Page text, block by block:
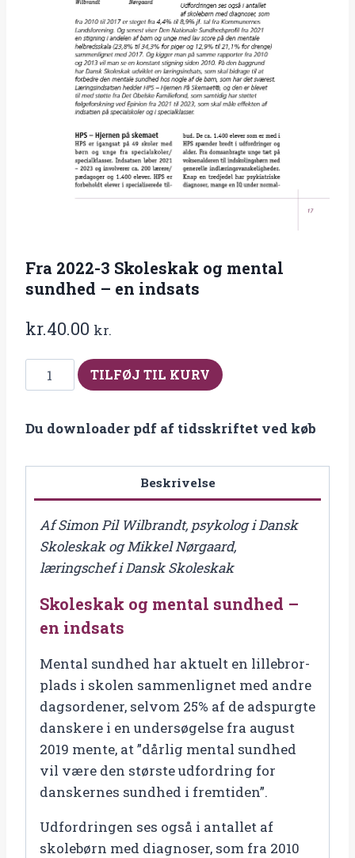
Fra 2022-3 Skoleskak og mental
sundhed – en indsats
kr.40.00 kr.
2022-
Skoleskak
sundhed
indsats
TILFØJ TIL KURV
Du downloader pdf af tidsskriftet ved køb
Beskrivelse
Af Simon Pil Wilbrandt, psykolog i Dansk
Skoleskak og Mikkel Nørgaard,
læringschef i Dansk Skoleskak
Skoleskak og mental sundhed –
en indsats
Mental sundhed har aktuelt en lillebror-
plads i skolen sammenlignet med andre
dagsordener, selvom 25% af de adspurgte
danskere i en undersøgelse fra august
2019 mente, at ”dårlig mental sundhed
vil være den største udfordring for
danskernes sundhed i fremtiden”.
Udfordringen ses også i antallet af
skolebørn med diagnoser, som fra 2010